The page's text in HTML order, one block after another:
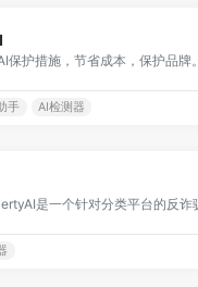
保护措施，节省成本，保护品牌。
手 AI检测器